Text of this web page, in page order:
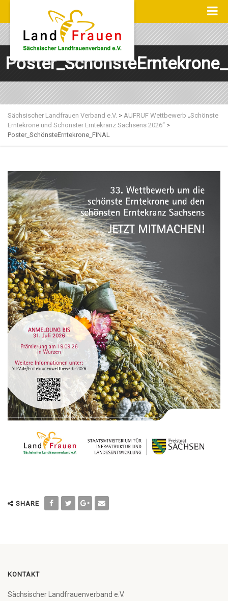
Sächsischer Landfrauen Verband e.V. > AUFRUF Wettbewerb „Schönste
Erntekrone und Schönster Erntekranz Sachsens 2026“ >
Poster_SchönsteErntekrone_FINAL
SHARE
KONTAKT
Sächsischer Landfrauenverband e.V.